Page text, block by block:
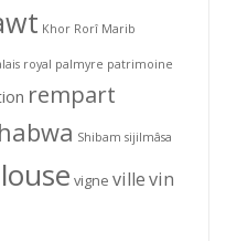
Khor Rorî Marib
royal palmyre patrimoine
rempart
Shibam sijilmâsa
vigne villevin